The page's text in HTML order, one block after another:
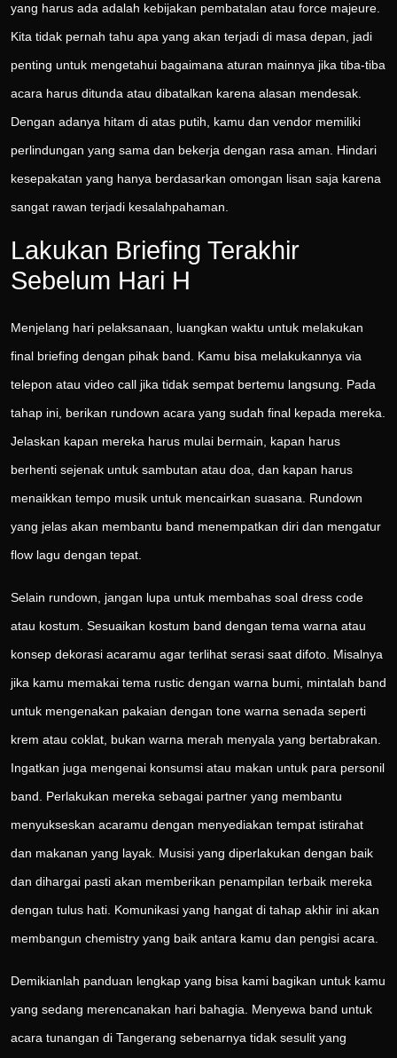
yang harus ada adalah kebijakan pembatalan atau force majeure.
Kita tidak pernah tahu apa yang akan terjadi di masa depan, jadi
penting untuk mengetahui bagaimana aturan mainnya jika tiba-tiba
acara harus ditunda atau dibatalkan karena alasan mendesak.
Dengan adanya hitam di atas putih, kamu dan vendor memiliki
perlindungan yang sama dan bekerja dengan rasa aman. Hindari
kesepakatan yang hanya berdasarkan omongan lisan saja karena
sangat rawan terjadi kesalahpahaman.
Lakukan Briefing Terakhir
Sebelum Hari H
Menjelang hari pelaksanaan, luangkan waktu untuk melakukan
final briefing dengan pihak band. Kamu bisa melakukannya via
telepon atau video call jika tidak sempat bertemu langsung. Pada
tahap ini, berikan rundown acara yang sudah final kepada mereka.
Jelaskan kapan mereka harus mulai bermain, kapan harus
berhenti sejenak untuk sambutan atau doa, dan kapan harus
menaikkan tempo musik untuk mencairkan suasana. Rundown
yang jelas akan membantu band menempatkan diri dan mengatur
flow lagu dengan tepat.
Selain rundown, jangan lupa untuk membahas soal dress code
atau kostum. Sesuaikan kostum band dengan tema warna atau
konsep dekorasi acaramu agar terlihat serasi saat difoto. Misalnya
jika kamu memakai tema rustic dengan warna bumi, mintalah band
untuk mengenakan pakaian dengan tone warna senada seperti
krem atau coklat, bukan warna merah menyala yang bertabrakan.
Ingatkan juga mengenai konsumsi atau makan untuk para personil
band. Perlakukan mereka sebagai partner yang membantu
menyukseskan acaramu dengan menyediakan tempat istirahat
dan makanan yang layak. Musisi yang diperlakukan dengan baik
dan dihargai pasti akan memberikan penampilan terbaik mereka
dengan tulus hati. Komunikasi yang hangat di tahap akhir ini akan
membangun chemistry yang baik antara kamu dan pengisi acara.
Demikianlah panduan lengkap yang bisa kami bagikan untuk kamu
yang sedang merencanakan hari bahagia. Menyewa band untuk
acara tunangan di Tangerang sebenarnya tidak sesulit yang